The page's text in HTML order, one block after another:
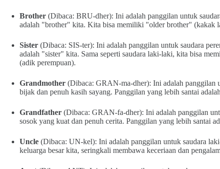
Brother (Dibaca: BRU-dher): Ini adalah panggilan untuk
adalah "brother" kita. Kita bisa memiliki "older brother"
Sister (Dibaca: SIS-ter): Ini adalah panggilan untuk saudara
adalah "sister" kita. Sama seperti saudara laki-laki, kita bisa
(adik perempuan).
Grandmother (Dibaca: GRAN-ma-dher): Ini adalah panggilan
bijak dan penuh kasih sayang. Panggilan yang lebih santai
Grandfather (Dibaca: GRAN-fa-dher): Ini adalah panggilan
sosok yang kuat dan penuh cerita. Panggilan yang lebih santai
Uncle (Dibaca: UN-kel): Ini adalah panggilan untuk saudara
keluarga besar kita, seringkali membawa keceriaan dan